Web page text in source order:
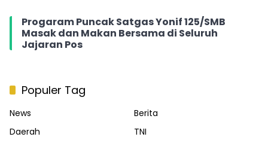
Progaram Puncak Satgas Yonif 125/SMB
Masak dan Makan Bersama di Seluruh
Jajaran Pos
Populer Tag
News
Berita
Daerah
TNI